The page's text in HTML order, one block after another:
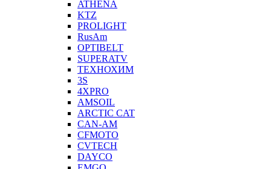
ATHENA
KTZ
PROLIGHT
RusAm
OPTIBELT
SUPERATV
ТЕХНОХИМ
3S
4XPRO
AMSOIL
ARCTIC CAT
CAN-AM
CFMOTO
CVTECH
DAYCO